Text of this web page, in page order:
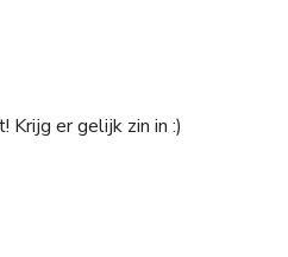
Krijg er gelijk zin in :)